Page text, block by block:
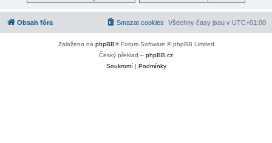
Obsah fóra Všechny časy jsou v UTC+01:00
Smazat cookies
Založeno na phpBB® Forum Software © phpBB Limited
Český překlad – phpBB.cz
Soukromí| Podmínky